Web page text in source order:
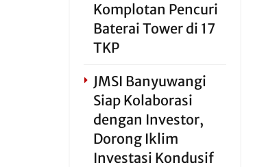
Komplotan Pencuri
Baterai Tower di 17
TKP
JMSI Banyuwangi
Siap Kolaborasi
dengan Investor,
Dorong Iklim
Investasi Kondusif